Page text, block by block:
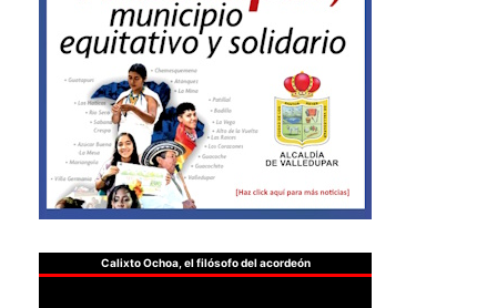
Calixto Ochoa, el filósofo del acordeón